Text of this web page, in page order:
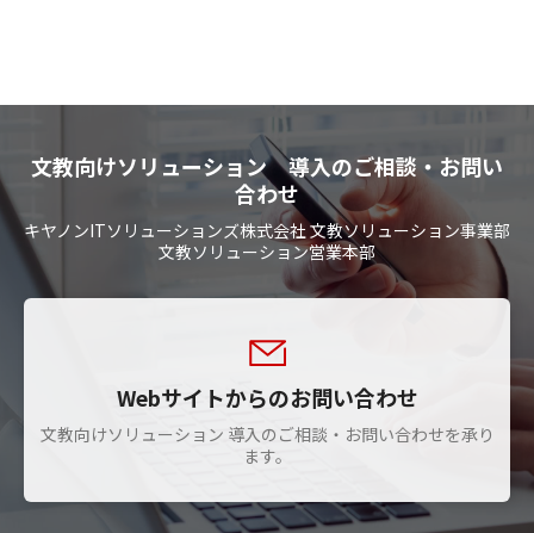
文教向けソリューション 導入のご相談・お問い
合わせ
キヤノンITソリューションズ株式会社 文教ソリューション事業部
文教ソリューション営業本部
Webサイトからのお問い合わせ
文教向けソリューション 導入のご相談・お問い合わせを承り
ます。